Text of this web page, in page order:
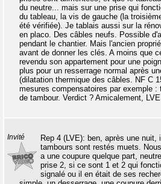
du neutre... mais sur une prise qui
du tableau, la vis de gauche (la
été vérifiée). Je tablais aussi sur la
en placo. Des câbles neufs. Possible
pendant le chantier. Mais l'ancien
avant de donner les clés. A moins que
revendu son appartement pour une
plus pour un resserrage normal après
(dilatation thermique des câbles. NF C
mesures compensatoires par exemple :
de tambour. Verdict ? Amicalement, LVE
Invité
Rep 4 (LVE): ben, après une
tambours sont restés muets.
a une coupure quelque part,
prise 2, si ce sont 1 et 2 qui
signalé ou il en était de ses